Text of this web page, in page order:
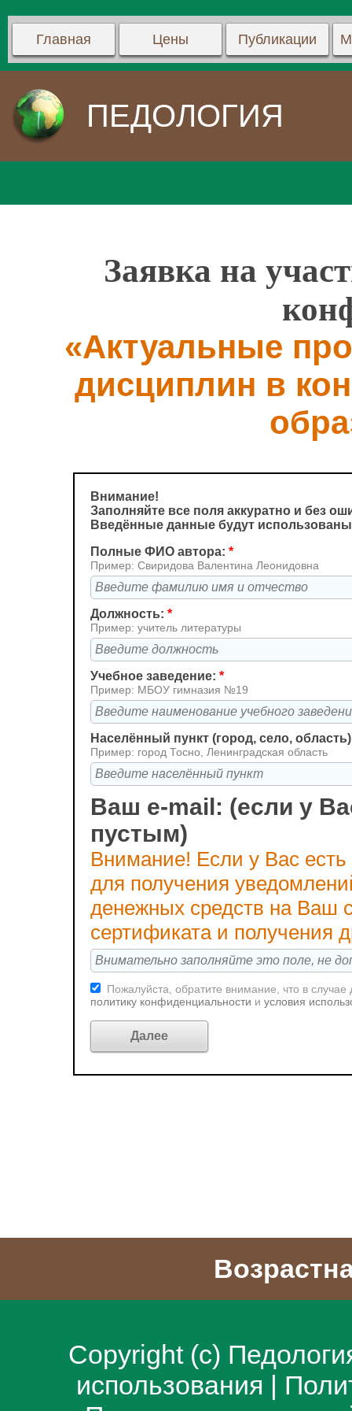
Главная Цены Публикации
ПЕДОЛОГИЯ
Заявка на
«Актуальные
дисциплин в
Внимание!
Заполняйте все поля аккуратно и без
Введённые данные будут
Полные ФИО автора: *
Пример: Свиридова Валентина Леонидовна
Должность: *
Пример: учитель литературы
Учебное заведение: *
Пример: МБОУ гимназия №19
Населённый пункт (город, село,
Пример: город Тосно, Ленинградская область
Ваш e-mail: (если у
пустым)
Внимание! Если у Вас
для получения
денежных средств на Ваш
сертификата и получения
Пожалуйста, обратите внимание, что в
политику конфиденциальности и условия
Copyright (c)
использования |